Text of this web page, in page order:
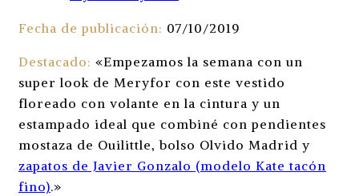
Fecha de publicación: 07/10/2019
Destacado: «Empezamos la semana con un
super look de Meryfor con este vestido
floreado con volante en la cintura y un
estampado ideal que combiné con pendientes
mostaza de Ouilittle, bolso Olvido Madrid y
zapatos de Javier Gonzalo (modelo Kate tacón
fino).»